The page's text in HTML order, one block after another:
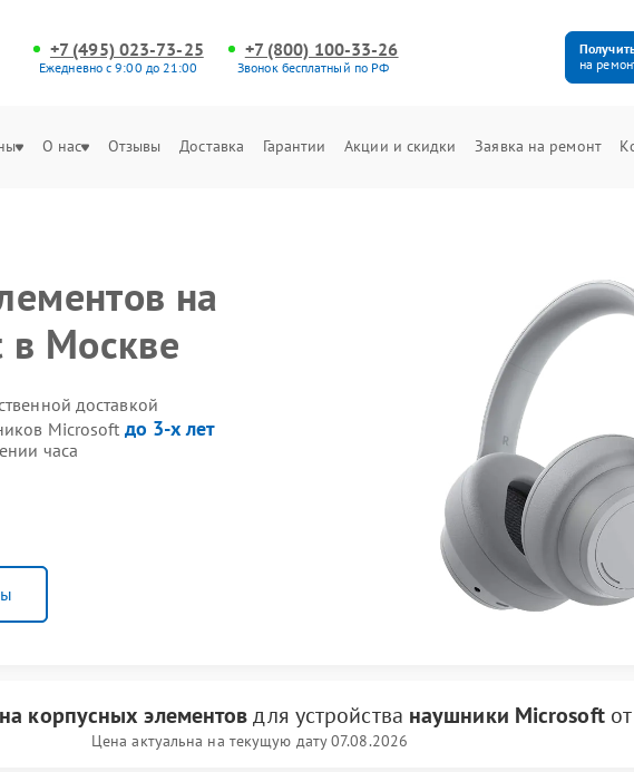
+7 (495) 023-73-25
Ежедневно с 9:00 до 21:00
+7 (800) 100-33-26
Звонок бесплатный по РФ
на
О нас Отзывы Доставка Гарантии Акции и скидки Заявка на ремонт
на
Москве
доставкой
Microsoft до 3-х лет
часа
корпусных элементовдля устройства наушники Microsoftот
Цена актуальна на текущую дату 07.08.2026